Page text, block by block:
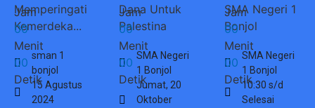
Memperingati
Kemerdeka...
sman 1
bonjol
15 Agustus
2024
Jam
00
Menit
00
Detik
Dana Untuk
Palestina
SMA Negeri
1 Bonjol
Jumat, 20
Oktober
Jam
00
Menit
00
Detik
SMA Negeri 1
Bonjol
SMA Negeri
1 Bonjol
10:30 s/d
Selesai
Jam
00
Menit
00
Detik